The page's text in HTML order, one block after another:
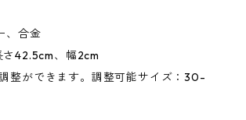
、合金
42.5cm、幅2cm
整ができます。調整可能サイズ：30-